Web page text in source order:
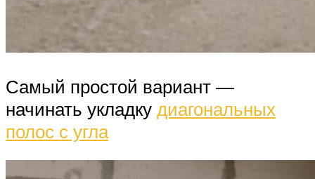
Самый простой вариант —
начинать укладку диагональных
полос с угла